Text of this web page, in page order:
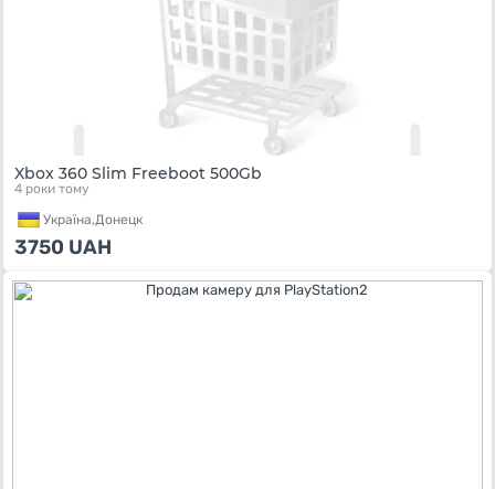
Xbox 360 Slim Freeboot 500Gb
4 роки тому
Україна,Донецк
3750 UAH